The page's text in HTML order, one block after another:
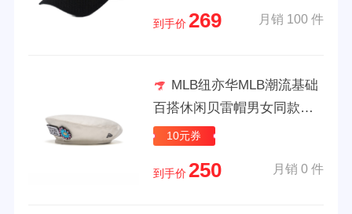
到手价 269 月销 100 件
MLB纽亦华MLB潮流基础
百搭休闲贝雷帽男女同款情
侣款潮 米色 L X
10元券
到手价 250 月销 0 件